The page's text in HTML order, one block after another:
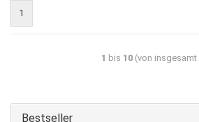
1
1 bis 10(von insgesamt
Bestseller